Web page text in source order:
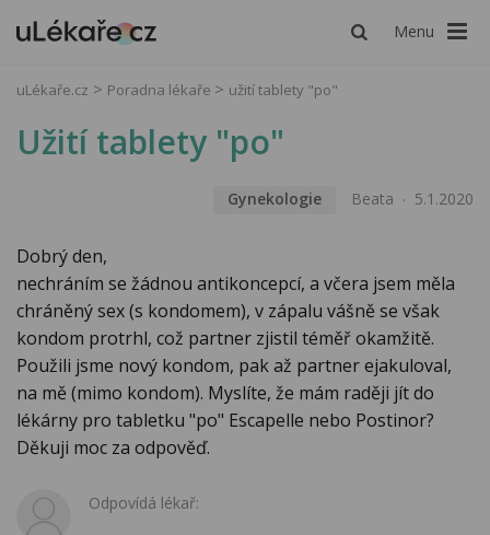
Menu
uLékaře.cz Poradna lékaře užití tablety "po"
Užití tablety "po"
Gynekologie Beata 5.1.2020
Dobrý den,
nechráním se žádnou antikoncepcí, a včera jsem měla
chráněný sex (s kondomem), v zápalu vášně se však
kondom protrhl, což partner zjistil téměř okamžitě.
Použili jsme nový kondom, pak až partner ejakuloval,
na mě (mimo kondom). Myslíte, že mám raději jít do
lékárny pro tabletku "po" Escapelle nebo Postinor?
Děkuji moc za odpověď.
Odpovídá lékař: